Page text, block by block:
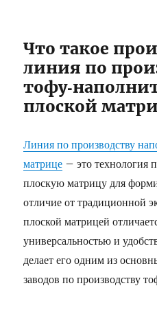
Что такое
линия по
тофу-
плоской
Линия по производству
матрице – это технология
плоскую матрицу для
отличие от традиционной
плоской матрицей
универсальностью и
делает его одним из
заводов по производству